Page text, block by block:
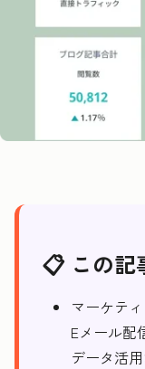
📋 この記
マーケテ
Eメール配
データ活